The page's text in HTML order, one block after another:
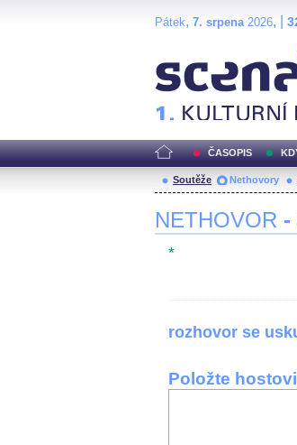
Pátek, 7. srpena2026, |
ČASOPIS
Soutěže Nethovory
NETHOVOR -
*
rozhovor se
Položte